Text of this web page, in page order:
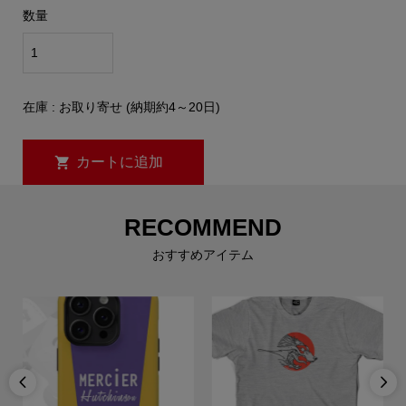
数量
在庫 : お取り寄せ (納期約4～20日)
RECOMMEND
おすすめアイテム
 